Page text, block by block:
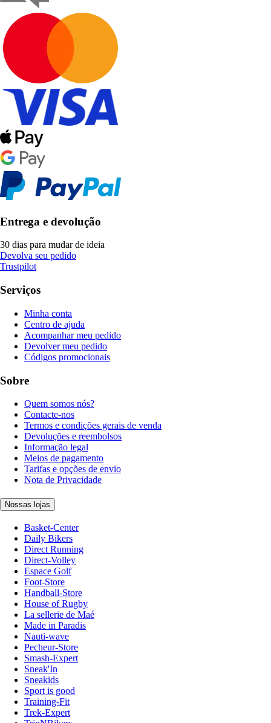
Entrega e devolução
30 dias para mudar de ideia
Devolva seu pedido
Trustpilot
Serviços
Minha conta
Centro de ajuda
Acompanhar meu pedido
Devolver meu pedido
Códigos promocionais
Sobre
Quem somos nós?
Contacte-nos
Termos e condições gerais de venda
Devoluções e reembolsos
Informação legal
Meios de pagamento
Tarifas e opções de envio
Nota de Privacidade
Nossas lojas
Basket-Center
Daily Bikers
Direct Running
Direct-Volley
Espace Golf
Foot-Store
Handball-Store
House of Rugby
La sellerie de Maé
Made in Paradis
Nauti-wave
Pecheur-Store
Smash-Expert
Sneak'In
Sneakids
Sport is good
Training-Fit
Trek-Expert